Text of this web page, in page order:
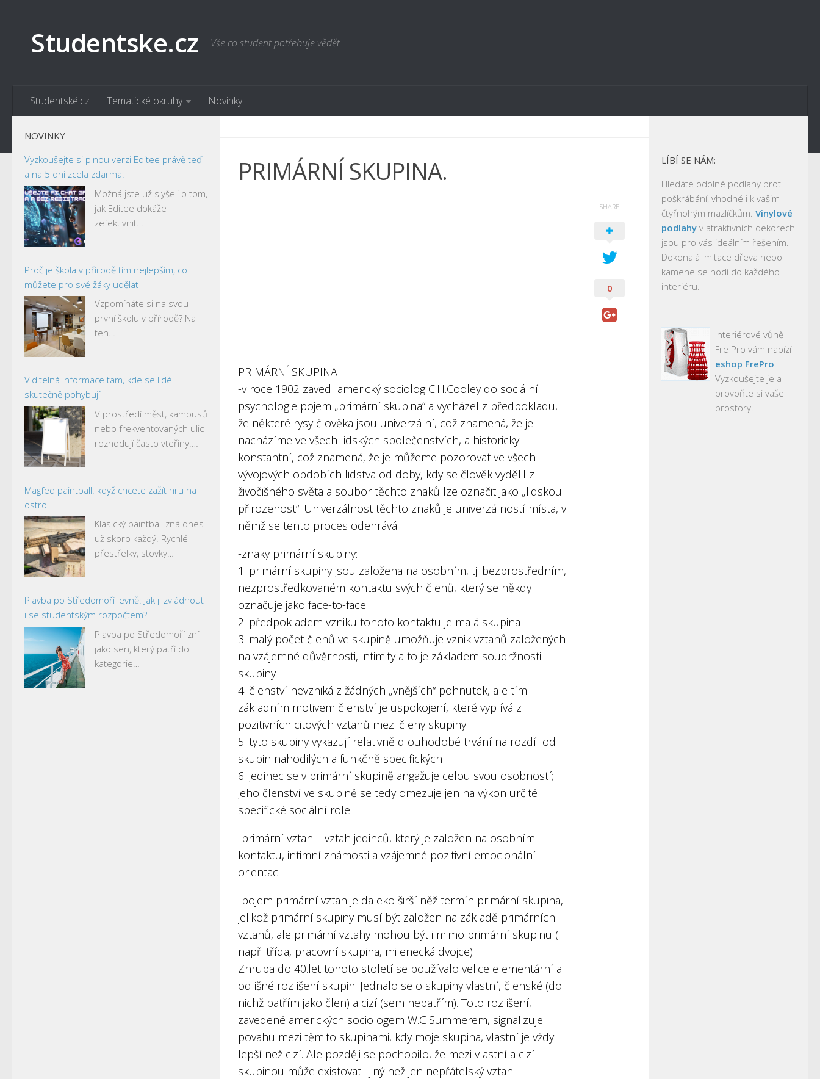
Studentske.cz Vše co student potřebuje vědět
Studentské.cz Tematické okruhy Novinky
PRIMÁRNÍ SKUPINA.
PRIMÁRNÍ SKUPINA
-v roce 1902 zavedl americký sociolog C.H.Cooley do sociální
psychologie pojem „primární skupina“ a vycházel z předpokladu,
že některé rysy člověka jsou univerzální, což znamená, že je
nacházíme ve všech lidských společenstvích, a historicky
konstantní, což znamená, že je můžeme pozorovat ve všech
vývojových obdobích lidstva od doby, kdy se člověk vydělil z
živočišného světa a soubor těchto znaků lze označit jako „lidskou
přirozenost“. Univerzálnost těchto znaků je univerzálností místa, v
němž se tento proces odehrává
-znaky primární skupiny:
1. primární skupiny jsou založena na osobním, tj. bezprostředním,
nezprostředkovaném kontaktu svých členů, který se někdy
označuje jako face-to-face
2. předpokladem vzniku tohoto kontaktu je malá skupina
3. malý počet členů ve skupině umožňuje vznik vztahů založených
na vzájemné důvěrnosti, intimity a to je základem soudržnosti
skupiny
4. členství nevzniká z žádných „vnějších“ pohnutek, ale tím
základním motivem členství je uspokojení, které vyplívá z
pozitivních citových vztahů mezi členy skupiny
5. tyto skupiny vykazují relativně dlouhodobé trvání na rozdíl od
skupin nahodilých a funkčně specifických
6. jedinec se v primární skupině angažuje celou svou osobností;
jeho členství ve skupině se tedy omezuje jen na výkon určité
specifické sociální role
-primární vztah – vztah jedinců, který je založen na osobním
kontaktu, intimní známosti a vzájemné pozitivní emocionální
orientaci
-pojem primární vztah je daleko širší něž termín primární skupina,
jelikož primární skupiny musí být založen na základě primárních
vztahů, ale primární vztahy mohou být i mimo primární skupinu (
např. třída, pracovní skupina, milenecká dvojce)
Zhruba do 40.let tohoto století se používalo velice elementární a
odlišné rozlišení skupin. Jednalo se o skupiny vlastní, členské (do
nichž patřím jako člen) a cizí (sem nepatřím). Toto rozlišení,
zavedené amerických sociologem W.G.Summerem, signalizuje i
povahu mezi těmito skupinami, kdy moje skupina, vlastní je vždy
lepší než cizí. Ale později se pochopilo, že mezi vlastní a cizí
skupinou může existovat i jiný než jen nepřátelský vztah.
SHARE
0
NOVINKY
Vyzkoušejte si plnou verzi Editee právě teď
a na 5 dní zcela zdarma!
Možná jste už slyšeli o tom,
jak Editee dokáže
zefektivnit…
Proč je škola v přírodě tím nejlepším, co
můžete pro své žáky udělat
Vzpomínáte si na svou
první školu v přírodě? Na
ten…
Viditelná informace tam, kde se lidé
skutečně pohybují
V prostředí měst, kampusů
nebo frekventovaných ulic
rozhodují často vteřiny.…
Magfed paintball: když chcete zažít hru na
ostro
Klasický paintball zná dnes
už skoro každý. Rychlé
přestřelky, stovky…
Plavba po Středomoří levně: Jak ji zvládnout
i se studentským rozpočtem?
Plavba po Středomoří zní
jako sen, který patří do
kategorie…
LÍBÍ SE NÁM:
Hledáte odolné podlahy proti
poškrábání, vhodné i k vašim
čtyřnohým mazlíčkům. Vinylové
podlahy v atraktivních dekorech
jsou pro vás ideálním řešením.
Dokonalá imitace dřeva nebo
kamene se hodí do každého
interiéru.
Interiérové vůně
Fre Pro vám nabízí
eshop FrePro.
Vyzkoušejte je a
provoňte si vaše
prostory.